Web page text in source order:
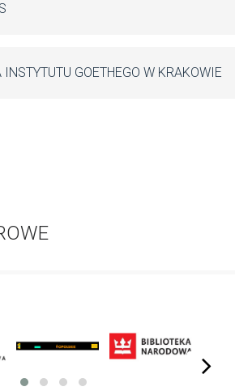
INSTYTUTU GOETHEGO W KRAKOWIE
next